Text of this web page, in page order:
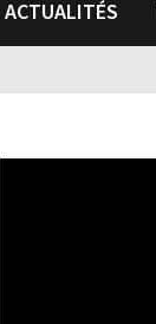
ACTUALITÉS